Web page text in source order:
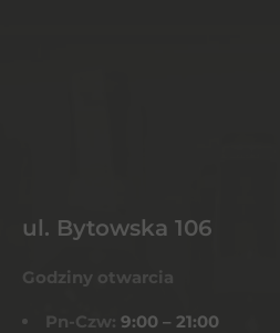
ul. Bytowska 106
Godziny otwarcia
Pn-Czw: 9:00 – 21:00